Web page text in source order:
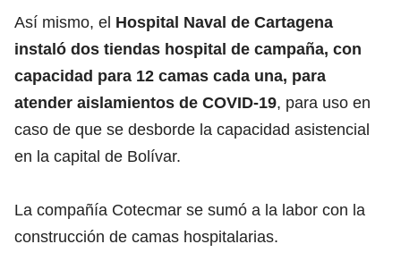
Así mismo, el Hospital Naval de Cartagena
instaló dos tiendas hospital de campaña, con
capacidad para 12 camas cada una, para
atender aislamientos de COVID-19, para uso en
caso de que se desborde la capacidad asistencial
en la capital de Bolívar.
La compañía Cotecmar se sumó a la labor con la
construcción de camas hospitalarias.